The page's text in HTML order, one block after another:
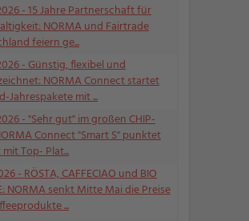
- 15 Jahre Partnerschaft für
NORMA und Fairtrade
feiern ge...
- Günstig, flexibel und
NORMA Connect startet
Jahrespakete mit ...
- "Sehr gut" im großen CHIP-
Connect "Smart S" punktet
Top- Plat...
- RÖSTA, CAFFECIAO und BIO
NORMA senkt Mitte Mai die Preise
...